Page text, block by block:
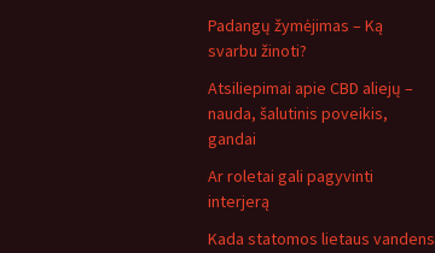
Padangų žymėjimas – Ką
svarbu žinoti?
Atsiliepimai apie CBD aliejų –
nauda, šalutinis poveikis,
gandai
Ar roletai gali pagyvinti
interjerą
Kada statomos lietaus vandens